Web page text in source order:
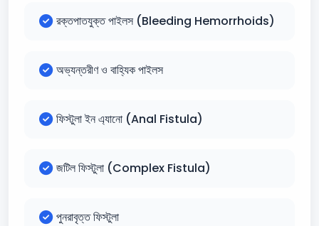
রক্তপাতযুক্ত পাইলস (Bleeding Hemorrhoids)
অভ্যন্তরীণ ও বাহ্যিক পাইলস
ফিস্টুলা ইন এ্যানো (Anal Fistula)
জটিল ফিস্টুলা (Complex Fistula)
পুনরাবৃত্ত ফিস্টুলা